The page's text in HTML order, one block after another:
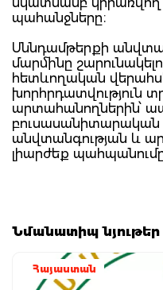
պահանջները։
Սննդամթերքի
մարմինը
հետևողական
խորհրդատվություն
արտահանողներին՝
անվտանգության և
լիարժեք
Նմանատիպ նյութեր
Հայաստան